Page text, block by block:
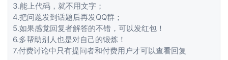
3.能上代码，就不用文字；
4.把问题发到话题后再发QQ群；
5.如果感觉回复者解答的不错，可以发红包！
6.多帮助别人也是对自己的锻炼！
7.付费讨论中只有提问者和付费用户才可以查看回复